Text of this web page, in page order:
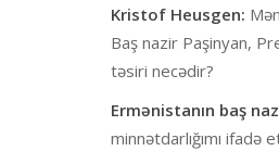
Kristof Heusgen:
Baş nazir Paşinyan,
təsiri necədir?
Ermənistanın baş
minnətdarlığımı